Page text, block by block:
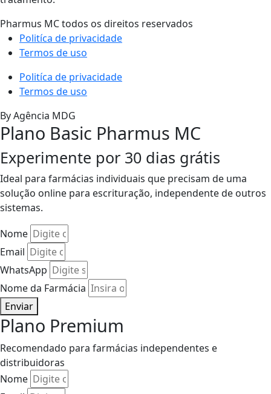
Pharmus MC todos os direitos reservados
Politíca de privacidade
Termos de uso
Politíca de privacidade
Termos de uso
By Agência MDG
Plano Basic Pharmus MC
Experimente por 30 dias grátis
Ideal para farmácias individuais que precisam de uma
solução online para escrituração, independente de outros
sistemas.
Nome
Email
WhatsApp
Nome da Farmácia
Enviar
Plano Premium
Recomendado para farmácias independentes e
distribuidoras
Nome